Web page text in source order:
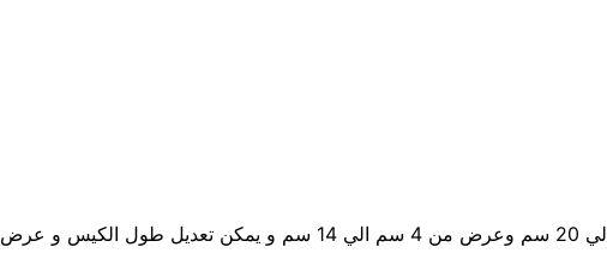
حجم الكيس طول الكيس من 5 سم الي 20 سم وعرض من 4 سم الي 14 سم و يمكن تعديل طول الكيس و عرض